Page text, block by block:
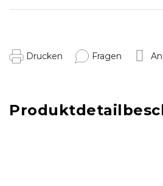
Drucken Fragen